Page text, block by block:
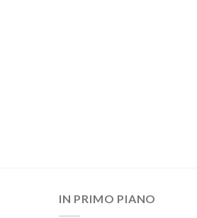
IN PRIMO PIANO